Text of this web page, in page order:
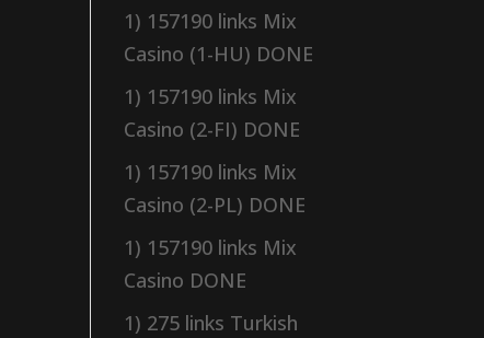
1) 157190 links Mix
Casino (1-HU) DONE
1) 157190 links Mix
Casino (2-FI) DONE
1) 157190 links Mix
Casino (2-PL) DONE
1) 157190 links Mix
Casino DONE
1) 275 links Turkish